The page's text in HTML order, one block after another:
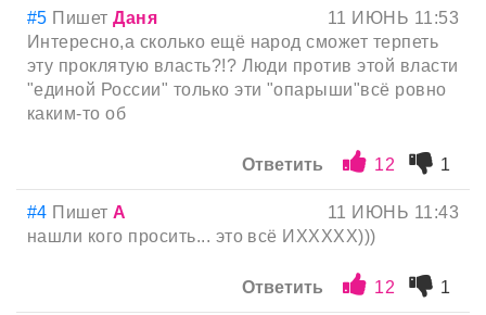
#5 ПишетДаня
11 ИЮНЬ 11:53
Интересно,а сколько ещё народ сможет терпеть
эту проклятую власть?!? Люди против этой власти
"единой России" только эти "опарыши"всё ровно
каким-то об
Ответить 12 1
#4 Пишет А
11 ИЮНЬ 11:43
нашли кого просить... это всё ИХХХХХ)))
Ответить 12 1